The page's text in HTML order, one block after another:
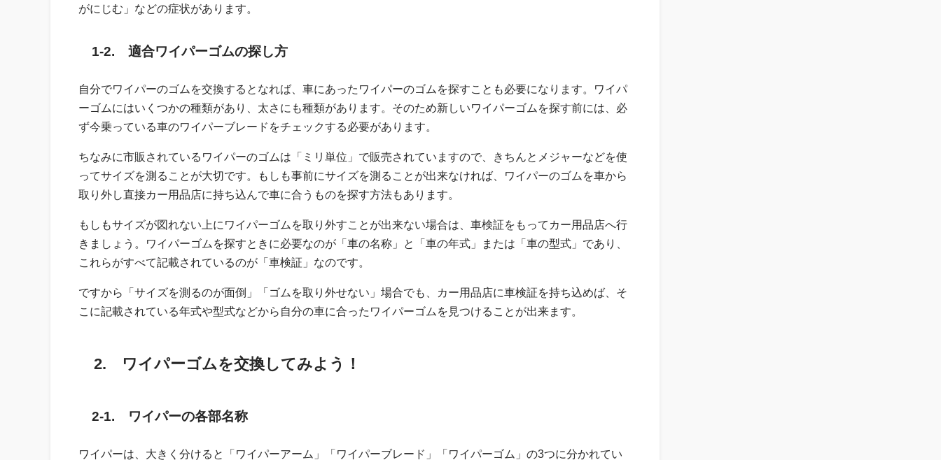
がにじむ」などの症状があります。
1-2. 適合ワイパーゴムの探し方
自分でワイパーのゴムを交換するとなれば、車にあったワイパーのゴムを探すことも必要になります。ワイパ
ーゴムにはいくつかの種類があり、太さにも種類があります。そのため新しいワイパーゴムを探す前には、必
ず今乗っている車のワイパーブレードをチェックする必要があります。
ちなみに市販されているワイパーのゴムは「ミリ単位」で販売されていますので、きちんとメジャーなどを使
ってサイズを測ることが大切です。もしも事前にサイズを測ることが出来なければ、ワイパーのゴムを車から
取り外し直接カー用品店に持ち込んで車に合うものを探す方法もあります。
もしもサイズが図れない上にワイパーゴムを取り外すことが出来ない場合は、車検証をもってカー用品店へ行
きましょう。ワイパーゴムを探すときに必要なのが「車の名称」と「車の年式」または「車の型式」であり、
これらがすべて記載されているのが「車検証」なのです。
ですから「サイズを測るのが面倒」「ゴムを取り外せない」場合でも、カー用品店に車検証を持ち込めば、そ
こに記載されている年式や型式などから自分の車に合ったワイパーゴムを見つけることが出来ます。
2. ワイパーゴムを交換してみよう！
2-1. ワイパーの各部名称
ワイパーは、大きく分けると「ワイパーアーム」「ワイパーブレード」「ワイパーゴム」の3つに分かれてい